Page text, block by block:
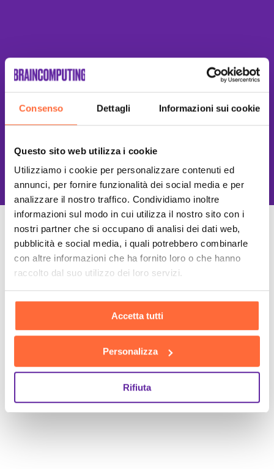
Consenso Dettagli Informazioni sui cookie
Questo sito web utilizza i cookie
Utilizziamo i cookie per personalizzare contenuti ed
annunci, per fornire funzionalità dei social media e per
analizzare il nostro traffico. Condividiamo inoltre
informazioni sul modo in cui utilizza il nostro sito con i
nostri partner che si occupano di analisi dei dati web,
pubblicità e social media, i quali potrebbero combinarle
con altre informazioni che ha fornito loro o che hanno
raccolto dal suo utilizzo dei loro servizi.
Accetta tutti
Personalizza
Rifiuta
This site is protected by reCAPTCHA
Un Team di specialisti
Sempre a tuo supporto